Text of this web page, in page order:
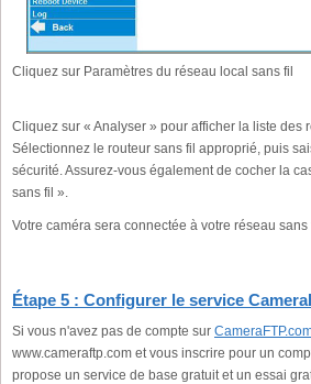
Cliquez sur Paramètres du réseau local sans fil
Cliquez sur « Analyser » pour afficher la liste des
Sélectionnez le routeur sans fil approprié, puis
sécurité. Assurez-vous également de cocher la
sans fil ».
Votre caméra sera connectée à votre réseau sans
Étape 5 : Configurer le service
Si vous n'avez pas de compte sur
www.cameraftp.com et vous inscrire pour un
propose un service de base gratuit et un essai